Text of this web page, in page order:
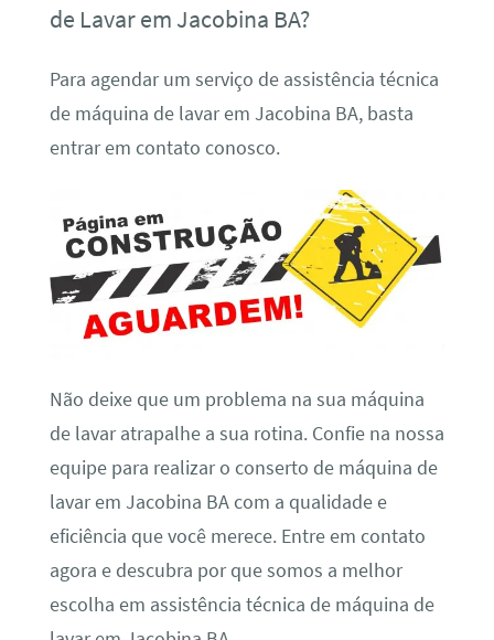
de Lavar em Jacobina BA?
Para agendar um serviço de assistência técnica
de máquina de lavar em Jacobina BA, basta
entrar em contato conosco.
Não deixe que um problema na sua máquina
de lavar atrapalhe a sua rotina. Confie na nossa
equipe para realizar o conserto de máquina de
lavar em Jacobina BA com a qualidade e
eficiência que você merece. Entre em contato
agora e descubra por que somos a melhor
escolha em assistência técnica de máquina de